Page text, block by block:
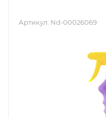
Артикул: Nd-00026069